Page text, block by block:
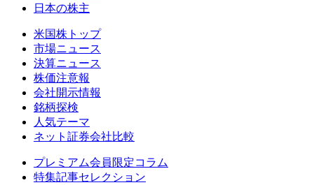
日本の株主
米国株トップ
市場ニュース
決算ニュース
株価注意報
会社開示情報
銘柄探検
人気テーマ
ネット証券会社比較
プレミアム会員限定コラム
特集記事セレクション